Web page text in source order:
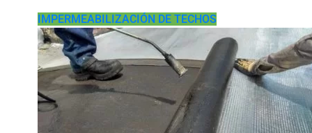
IMPERMEABILIZACIÓN DE TECHOS